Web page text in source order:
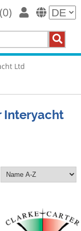
(0)
Ltd
Interyacht